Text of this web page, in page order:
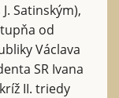
Satinským),
od
Václava
SR Ivana
II. triedy